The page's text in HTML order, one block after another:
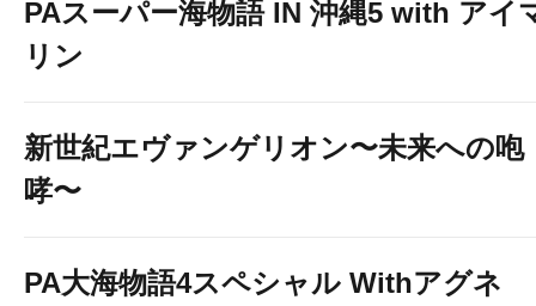
PAスーパー海物語 IN 沖縄5 with アイ
リン
新世紀エヴァンゲリオン〜未来への咆
哮〜
PA大海物語4スペシャル Withアグネ